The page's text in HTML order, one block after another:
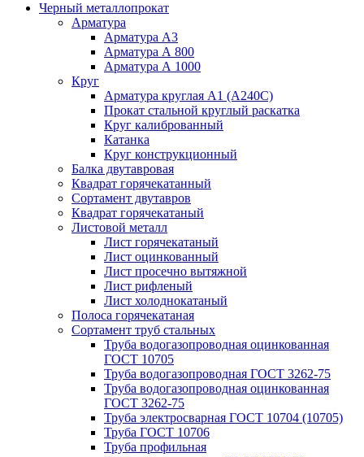
Черный металлопрокат
Арматура
Арматура А3
Арматура А 800
Арматура А 1000
Круг
Арматура круглая А1 (А240C)
Прокат стальной круглый раскатка
Круг калиброванный
Катанка
Круг конструкционный
Балка двутавровая
Квадрат горячекатанный
Сортамент двутавров
Квадрат горячекатаный
Листовой металл
Лист горячекатаный
Лист оцинкованный
Лист просечно вытяжной
Лист рифленый
Лист холоднокатаный
Полоса горячекатаная
Сортамент труб стальных
Труба водогазопроводная оцинкованная
ГОСТ 10705
Труба водогазопроводная ГОСТ 3262-75
Труба водогазопроводная оцинкованная
ГОСТ 3262-75
Труба электросварная ГОСТ 10704 (10705)
Труба ГОСТ 10706
Труба профильная